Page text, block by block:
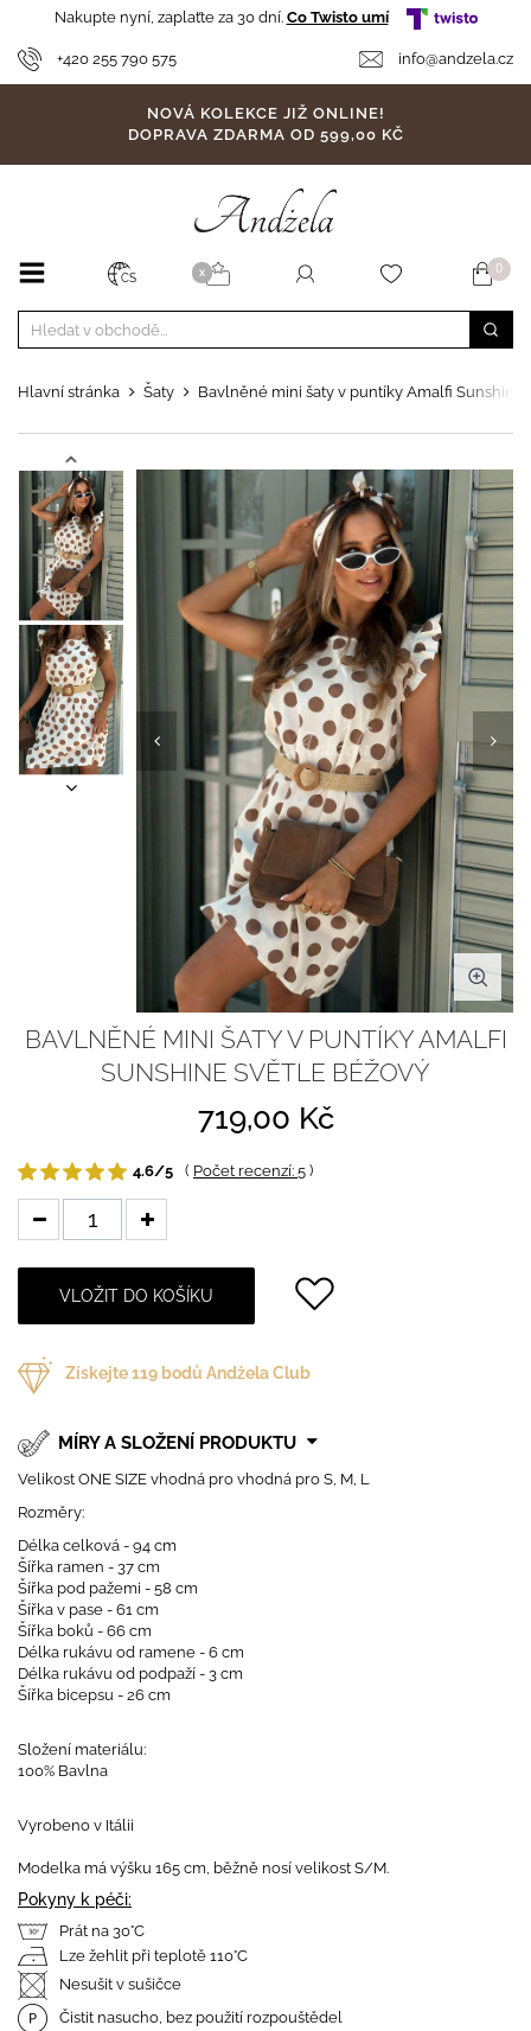
Nakupte nyní, zaplaťte za 30 dní. Co Twisto umí
+420 255 790 575 info@andzela.cz
NOVÁ KOLEKCE JIŽ ONLINE!
DOPRAVA ZDARMA OD 599,00 KČ
CS X 0
Hlavní stránka Šaty Bavlněné mini šaty v puntíky Amalfi Sunshine
BAVLNĚNÉ MINI ŠATY V PUNTÍKY AMALFI
SUNSHINE SVĚTLE BÉŽOVÝ
719,00 Kč
4.6/5 ( Počet recenzí: 5 )
VLOŽIT DO KOŠÍKU
Získejte119 bodů Andżela Club
MÍRY A SLOŽENÍ PRODUKTU
Velikost ONE SIZE vhodná pro vhodná pro S, M, L
Rozměry:
Délka celková - 94 cm
Šířka ramen - 37 cm
Šířka pod pažemi - 58 cm
Šířka v pase - 61 cm
Šířka boků - 66 cm
Délka rukávu od ramene - 6 cm
Délka rukávu od podpaží - 3 cm
Šířka bicepsu - 26 cm
Složení materiálu:
100% Bavlna
Vyrobeno v Itálii
Modelka má výšku 165 cm, běžně nosí velikost S/M.
Pokyny k péči:
Prát na 30°C
Lze žehlit při teplotě 110°C
Nesušit v sušičce
Čistit nasucho, bez použití rozpouštědel